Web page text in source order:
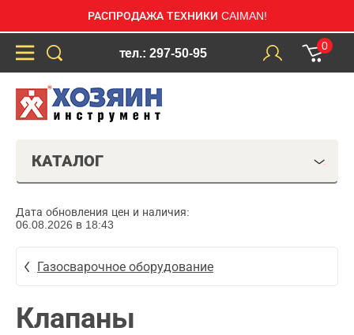
РАСПРОДАЖА ТЕХНИКИ CAIMAN!
тел.: 297-50-95
0
КАТАЛОГ
Дата обновления цен и наличия:
06.08.2026 в 18:43
Газосварочное оборудование
Клапаны